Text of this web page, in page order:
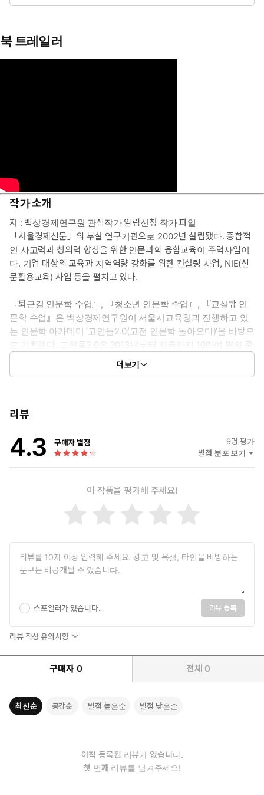
10만 명이 함께한 서울시교육청 인문학 강좌
신화, 철학, 문학, 미술, 영화, 환경, 역사, 미래까지
서울시 대표 인문학 아카데미 ‘고인돌2.0(고전인문학이 돌아오
다’에서 엄선한 10가지 토픽을 책으로 만나다.
“10만 명이 함께한 서울시 교육청 인문학 강좌.” 『교실밖 인문학
콘서트』는 청소년과 시민을 대상으로 하는 서울시교육청 인문학
아카데미 ‘고인돌2.0(고전 인문학이 돌아오다)’의 400여 개 강좌 중
이어 미술사·스토리텔링·영화·환경·인공지능 등 변화하는 시대를
반영한 주제를 담으며, 시민과 청소년에게 삶의 본질적 물음을 던지
고 스스로 답을 찾아갈 수 있는 길을 제시했다. 인류 기원에 대한 이
야기이자 오늘날 영화·애니메이션·만화·게임 등 대중문화로 통하는
지름길이자 상상력의 원천인 ‘유럽 신화, 완전 첫걸음’, 내가 누구인
지를 문학적으로 풀어낸 ‘자아의 발견과 문학’, 철학의 본질을 찾아
섯 가지’, 예술 앞에 당당해지는 방법을 알려주는 ‘단박에 읽는 서양
온택트 시대’ 등이다. 이 책은 빛의 속도로 변화하는 현실 속에서 삶
의 본질을 꿰뚫어 볼 수 있는 눈을 길러줄 것이다.
북 트레일러
작가 소개
저 : 백상경제연구원 관심작가 알림신청 작가 파일
「서울경제신문」의 부설 연구기관으로 2002년 설립됐다. 종합적
인 사고력과 창의력 향상을 위한 인문과학 융합교육이 주력사업이
다. 기업 대상의 교육과 지역역량 강화를 위한 컨설팅 사업, NIE(신
문활용교육) 사업 등을 펼치고 있다.
『퇴근길 인문학 수업』, 『청소년 인문학 수업』, 『교실밖 인
문학 수업』은 백상경제연구원이 서울시교육청과 진행하고 있
는 인문학 아카데미 ‘고인돌2.0(고전 인문학 돌아오다)’을 바탕으
로 기획했다. 고인돌2.0은 2013년부터 지금까지 10만여 명의 중
고등학생과 시민이 수강한 인기 강연 프로그램으로, 서울시교육
청 산하 공공도서관과 학교에서 성황리에 진행 중이다.
더보기
리뷰
4.3 구매자 별점 9명 평가
별점 분포 보기
이 작품을 평가해 주세요!
스포일러가 있습니다. 리뷰 등록
리뷰 작성 유의사항
구매자 0 전체 0
최신순 공감순 별점 높은순 별점 낮은순
아직 등록된 리뷰가 없습니다.
첫 번째 리뷰를 남겨주세요!